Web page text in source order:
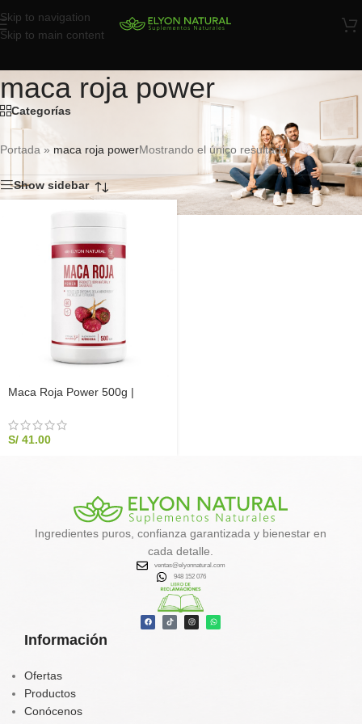
Skip to navigation
Skip to main content
maca roja power
Categorías
Portada » maca roja powerMostrando el único resultado
Show sidebar
Maca Roja Power 500g |
Menopausia | Elyon Natural
S/ 41.00
Información
Ofertas
Productos
Conócenos
Ingredientes puros, confianza garantizada y bienestar en
cada detalle.
ventas@elyonnatural.com
948 152 076